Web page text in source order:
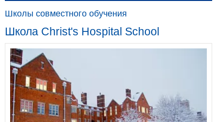
Школы совместного обучения
Школа Christ's Hospital School